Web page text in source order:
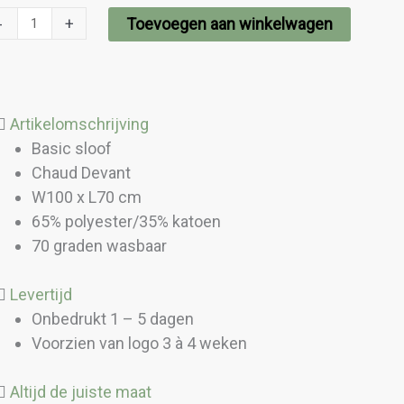
+ Toevoegen aan winkelwagen
Artikelomschrijving
Basic sloof
Chaud Devant
W100 x L70 cm
65% polyester/35% katoen
70 graden wasbaar
Levertijd
Onbedrukt 1 – 5 dagen
Voorzien van logo 3 à 4 weken
Altijd de juiste maat